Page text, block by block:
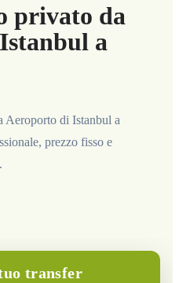
privato da
a
Aeroporto di Istanbul a
prezzo fisso e
transfer